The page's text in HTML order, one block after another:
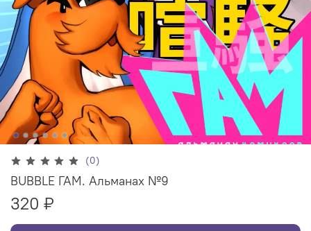
(0)
BUBBLE ГАМ. Альманах №9
320 ₽